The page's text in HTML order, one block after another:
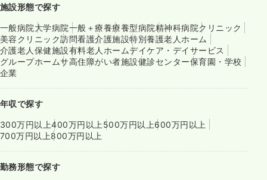
施設形態で探す
一般病院大学病院一般＋療養療養型病院精神科病院クリニック
美容クリニック訪問看護介護施設特別養護老人ホーム
介護老人保健施設有料老人ホームデイケア・デイサービス
グループホームサ高住障がい者施設健診センター保育園・学校
企業
年収で探す
300万円以上400万円以上 500万円以上600万円以上
700万円以上800万円以上
勤務形態で探す